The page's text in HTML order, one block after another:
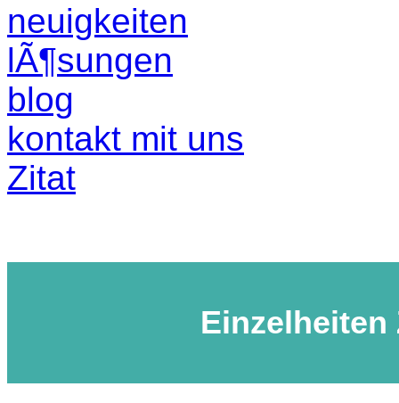
neuigkeiten
lÃ¶sungen
blog
kontakt mit uns
Zitat
Einzelheiten